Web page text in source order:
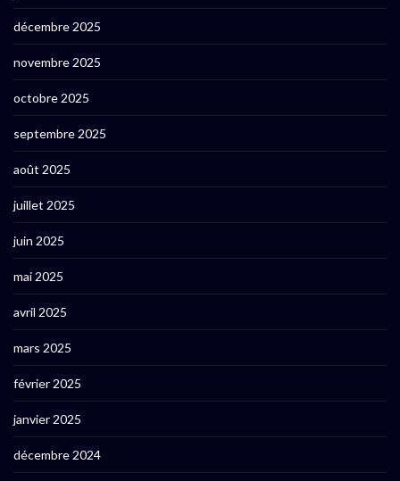
décembre 2025
novembre 2025
octobre 2025
septembre 2025
août 2025
juillet 2025
juin 2025
mai 2025
avril 2025
mars 2025
février 2025
janvier 2025
décembre 2024